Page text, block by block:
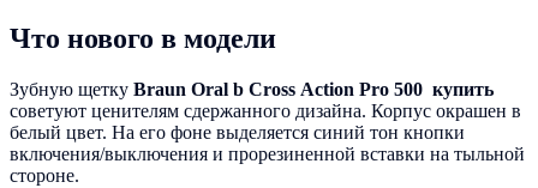
Что нового в модели
Зубную щетку Braun Oral b Cross Action Pro 500 купить
советуют ценителям сдержанного дизайна. Корпус окрашен в
белый цвет. На его фоне выделяется синий тон кнопки
включения/выключения и прорезиненной вставки на тыльной
стороне.